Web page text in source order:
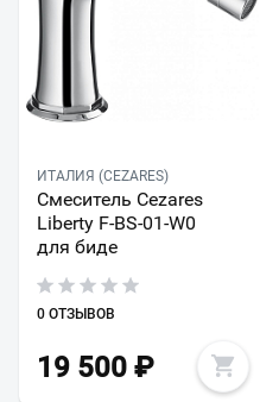
ИТАЛИЯ (CEZARES)
Смеситель Cezares
Liberty F-BS-01-W0
для биде
0 ОТЗЫВОВ
19 500 ₽